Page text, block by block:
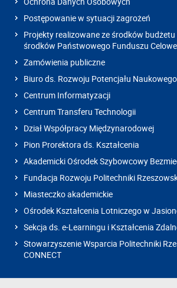
Postępowanie w sytuacji zagrożeń
Projekty realizowane ze środków
środków Państwowego Funduszu
Zamówienia publiczne
Biuro ds. Rozwoju Potencjału
Centrum Informatyzacji
Centrum Transferu Technologii
Dział Współpracy Międzynarodowej
Pion Prorektora ds. Kształcenia
Akademicki Ośrodek Szybowcowy
Fundacja Rozwoju Politechniki
Miasteczko akademickie
Ośrodek Kształcenia Lotniczego w
Sekcja ds. e-Learningu i Kształcenia
Stowarzyszenie Wsparcia Politechniki
CONNECT